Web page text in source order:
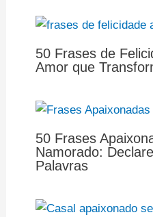
50 Frases de
Amor que
50 Frases
Namorado:
Palavras